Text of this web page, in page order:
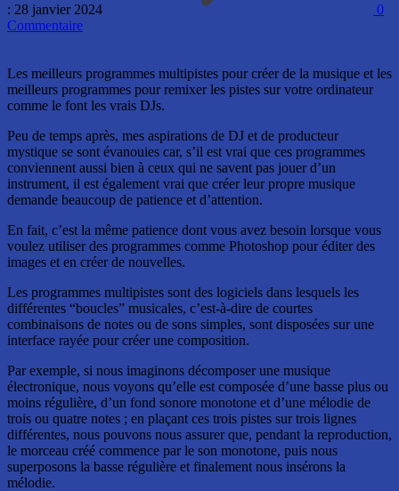
: 28 janvier 2024
0
Commentaire
Les meilleurs programmes multipistes pour créer de la musique et les
meilleurs programmes pour remixer les pistes sur votre ordinateur
comme le font les vrais DJs.
Peu de temps après, mes aspirations de DJ et de producteur
mystique se sont évanouies car, s’il est vrai que ces programmes
conviennent aussi bien à ceux qui ne savent pas jouer d’un
instrument, il est également vrai que créer leur propre musique
demande beaucoup de patience et d’attention.
En fait, c’est la même patience dont vous avez besoin lorsque vous
voulez utiliser des programmes comme Photoshop pour éditer des
images et en créer de nouvelles.
Les programmes multipistes sont des logiciels dans lesquels les
différentes “boucles” musicales, c’est-à-dire de courtes
combinaisons de notes ou de sons simples, sont disposées sur une
interface rayée pour créer une composition.
Par exemple, si nous imaginons décomposer une musique
électronique, nous voyons qu’elle est composée d’une basse plus ou
moins régulière, d’un fond sonore monotone et d’une mélodie de
trois ou quatre notes ; en plaçant ces trois pistes sur trois lignes
différentes, nous pouvons nous assurer que, pendant la reproduction,
le morceau créé commence par le son monotone, puis nous
superposons la basse régulière et finalement nous insérons la
mélodie.